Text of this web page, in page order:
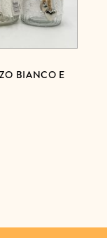
BIANCO E